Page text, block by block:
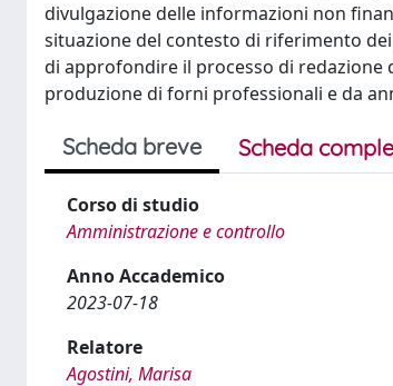
divulgazione delle informazioni non
situazione del contesto di riferimento
di approfondire il processo di redazione
produzione di forni professionali e da
Scheda breve Scheda
Corso di studio
Amministrazione e controllo
Anno Accademico
2023-07-18
Relatore
Agostini, Marisa